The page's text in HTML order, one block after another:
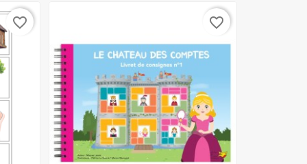
favorite_border favorite_border